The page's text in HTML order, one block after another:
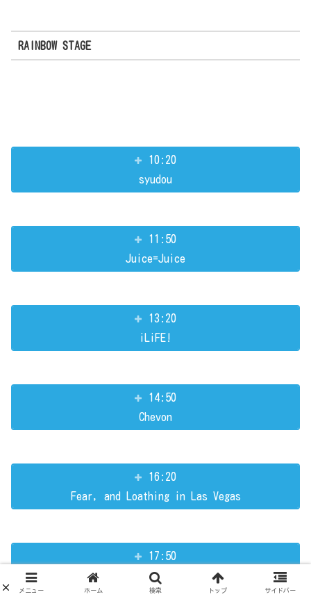
RAINBOW STAGE
10:20
syudou
11:50
Juice=Juice
13:20
iLiFE!
14:50
Chevon
16:20
Fear, and Loathing in Las Vegas
17:50
西川貴教
メニュー ホーム 検索 トップ サイドバー